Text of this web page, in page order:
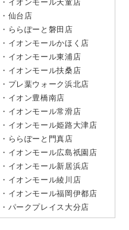
・イオンモール天童店
・仙台店
・ららぽーと磐田店
・イオンモールかほく店
・イオンモール東浦店
・イオンモール扶桑店
・プレ葉ウォーク浜北店
・イオン豊橋南店
・イオンモール常滑店
・イオンモール姫路大津店
・ららぽーと門真店
・イオンモール広島祇園店
・イオンモール新居浜店
・イオンモール綾川店
・イオンモール福岡伊都店
・パークプレイス大分店